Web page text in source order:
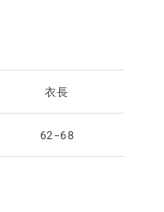
衣長
62-68